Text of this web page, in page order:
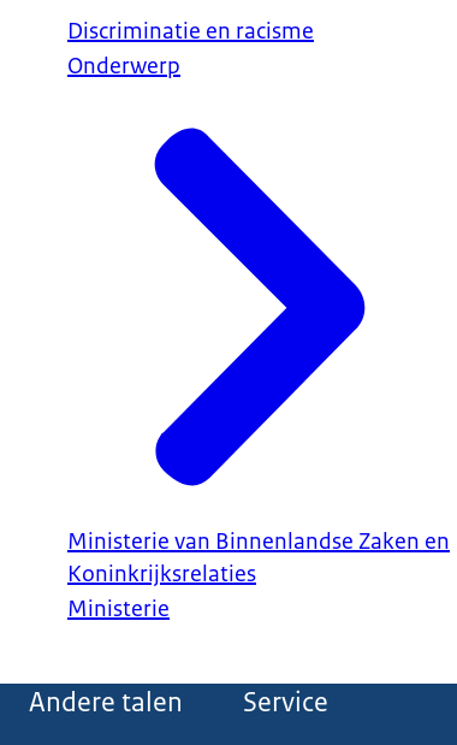
Discriminatie en racisme
Onderwerp
Ministerie van Binnenlandse Zaken en
Koninkrijksrelaties
Ministerie
Andere talen Service